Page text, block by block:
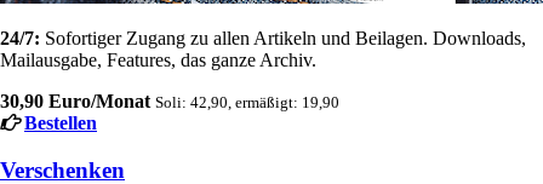
24/7: Sofortiger Zugang zu allen Artikeln und Beilagen. Downloads,
Mailausgabe, Features, das ganze Archiv.
30,90 Euro/Monat Soli: 42,90, ermäßigt: 19,90
Bestellen
Verschenken